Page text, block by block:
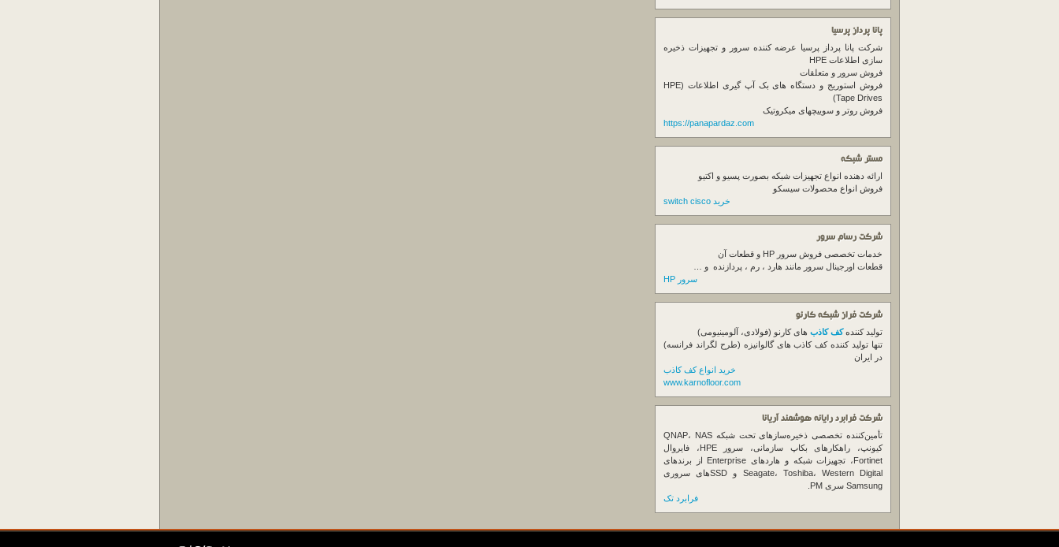
پانا پرداز پرسیا
شرکت پانا پرداز پرسیا عرضه کننده سرور و تجهیزات ذخیره
سازی اطلاعات HPE
فروش سرور و متعلقات
فروش استوریج و دستگاه های بک آپ گیری اطلاعات (HPE
Tape Drives)
فروش روتر و سوییچهای میکروتیک
https://panapardaz.com
مستر شبکه
ارائه دهنده انواع تجهیزات شبکه بصورت پسیو و اکتیو
فروش انواع محصولات سیسکو
خرید switch cisco
شرکت رسام سرور
خدمات تخصصی فروش سرور
قطعات اورجینال سرور مانند هارد ، رم ، پردازنده و …
سرور HP
شرکت فراز شبکه کارنو
تولید کنندهکف کاذب های کارنو (فولادی، آلومینیومی)
تنها تولید کننده کف کاذب های گالوانیزه (طرح لگراند فرانسه)
در ایران
خرید انواع کف کاذب
www.karnofloor.com
شرکت فرابرد رایانه هوشمند آریانا
تأمین‌کننده تخصصی ذخیره‌سازهای تحت شبکه QNAP، NAS
کیونپ، راهکارهای بکاپ سازمانی، سرور HPE، فایروال
Fortinet، تجهیزات شبکه و هاردهای Enterprise از برندهای
Seagate، Toshiba، Western Digital و SSDهای سروری
Samsung سری PM.
فرابرد تک